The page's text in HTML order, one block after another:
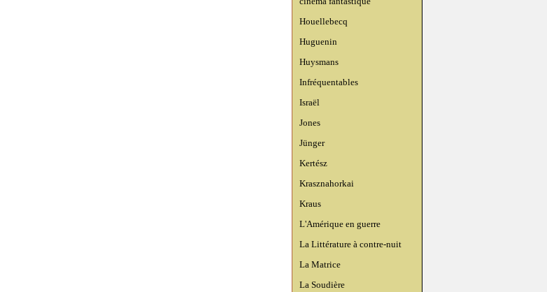
Houellebecq
Huguenin
Huysmans
Infréquentables
Israël
Jones
Jünger
Kertész
Krasznahorkai
Kraus
L'Amérique en guerre
La Littérature à contre-nuit
La Matrice
La Soudière